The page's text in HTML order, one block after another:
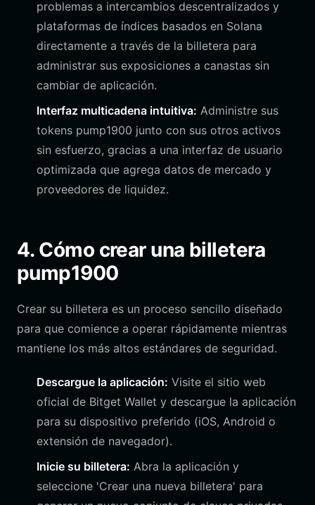
problemas a intercambios descentralizados y
plataformas de índices basados en Solana
directamente a través de la billetera para
administrar sus exposiciones a canastas sin
cambiar de aplicación.
Interfaz multicadena intuitiva: Administre sus
tokens pump1900 junto con sus otros activos
sin esfuerzo, gracias a una interfaz de usuario
optimizada que agrega datos de mercado y
proveedores de liquidez.
4. Cómo crear una billetera
pump1900
Crear su billetera es un proceso sencillo diseñado
para que comience a operar rápidamente mientras
mantiene los más altos estándares de seguridad.
Descargue la aplicación: Visite el sitio web
oficial de Bitget Wallet y descargue la aplicación
para su dispositivo preferido (iOS, Android o
extensión de navegador).
Inicie su billetera: Abra la aplicación y
seleccione 'Crear una nueva billetera' para